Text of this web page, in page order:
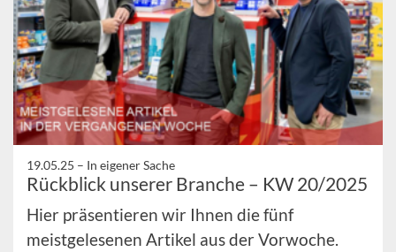
19.05.25 – In eigener Sache
Rückblick unserer Branche – KW 20/2025
Hier präsentieren wir Ihnen die fünf
meistgelesenen Artikel aus der Vorwoche.